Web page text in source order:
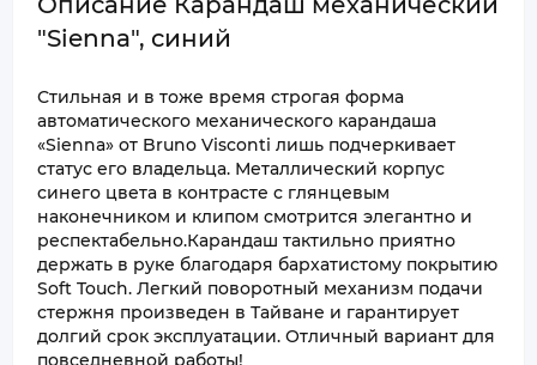
"Sienna", синий
Стильная и в тоже время строгая форма
автоматического механического карандаша
«Sienna» от Bruno Visconti лишь подчеркивает
статус его владельца. Металлический корпус
синего цвета в контрасте с глянцевым
наконечником и клипом смотрится элегантно и
респектабельно.Карандаш тактильно приятно
держать в руке благодаря бархатистому покрытию
Soft Touch. Легкий поворотный механизм подачи
стержня произведен в Тайване и гарантирует
долгий срок эксплуатации. Отличный вариант для
повседневной работы!